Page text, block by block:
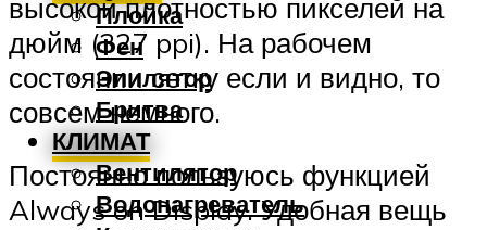
Плойка
Фен
Эпилятор
Бритва
КЛИМАТ
Вентилятор
Водонагреватель
высокой плотностью пикселей на
дюйм (327 ppi). На рабочем
состоянии сетку если и видно, то
совсем немного.
Постоянно пользуюсь функцией
Always on Display. Удобная вещь